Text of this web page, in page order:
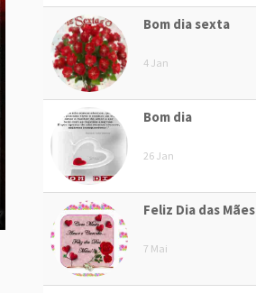
Bom dia sexta
4 Jan
Bom dia
26 Jan
Feliz Dia das Mães
7 Mai